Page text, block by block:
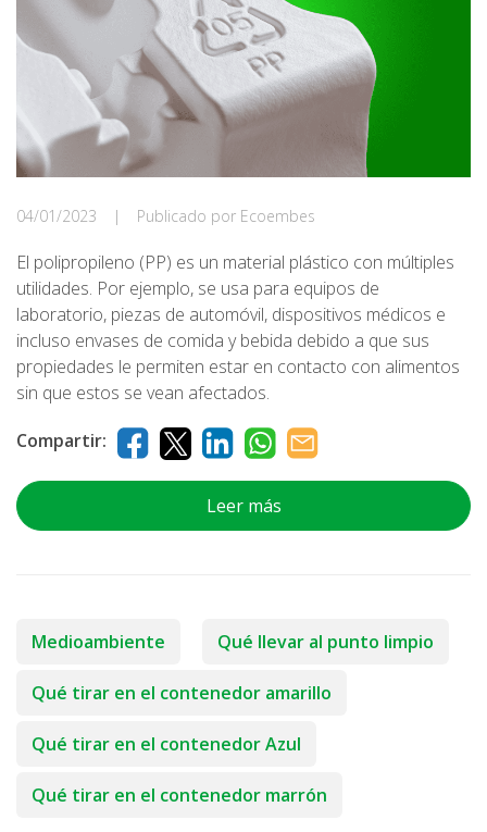
04/01/2023 | Publicado por Ecoembes
El polipropileno (PP) es un material plástico con múltiples
utilidades. Por ejemplo, se usa para equipos de
laboratorio, piezas de automóvil, dispositivos médicos e
incluso envases de comida y bebida debido a que sus
propiedades le permiten estar en contacto con alimentos
sin que estos se vean afectados.
Compartir:
Leer más
Medioambiente Qué llevar al punto limpio
Qué tirar en el contenedor amarillo
Qué tirar en el contenedor Azul
Qué tirar en el contenedor marrón